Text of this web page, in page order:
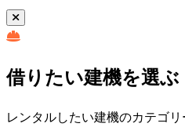
借りたい建機を選ぶ
レンタルしたい建機のカテゴ